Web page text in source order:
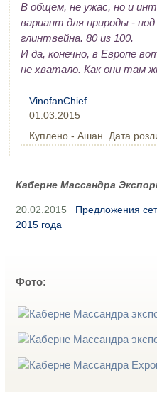
В общем, не ужас, но и
вариант для природы -
глинтвейна. 80 из 100.
И да, конечно, в Европе
не хватало. Как они там
VinofanChief
01.03.2015
Куплено - Ашан. Дата
Каберне Массандра
20.02.2015
Предложения
2015 года
Фото: